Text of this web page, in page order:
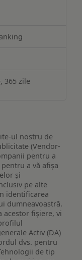
365 zile
ul nostru de
(Vendor-
pentru a
a vă afișa
și
pe alte
identificarea
dumneavoastră.
acestor fișiere, vi
Activ (DA)
dvs. pentru
de tip